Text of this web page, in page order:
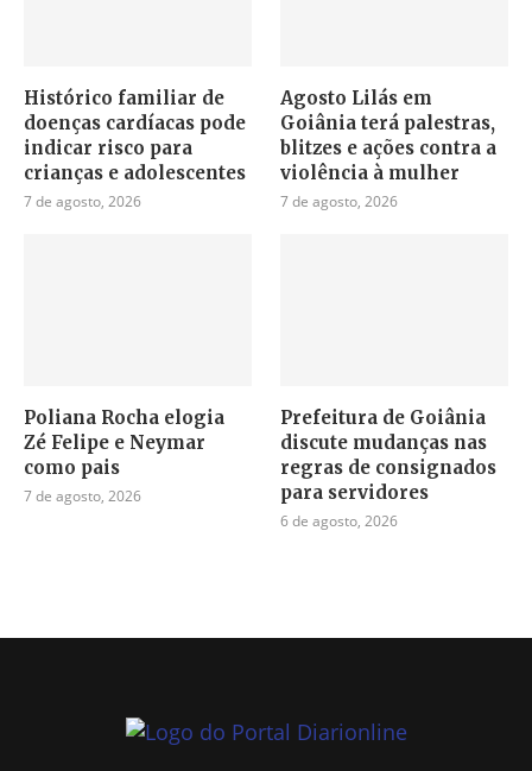
Histórico familiar de
doenças cardíacas pode
indicar risco para
crianças e adolescentes
7 de agosto, 2026
Agosto Lilás em
Goiânia terá palestras,
blitzes e ações contra a
violência à mulher
7 de agosto, 2026
Poliana Rocha elogia
Zé Felipe e Neymar
como pais
7 de agosto, 2026
Prefeitura de Goiânia
discute mudanças nas
regras de consignados
para servidores
6 de agosto, 2026